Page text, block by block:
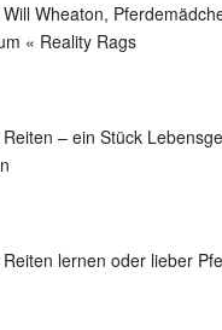
Will Wheaton,
« Reality Rags
Reiten – ein Stück
Reiten lernen oder lieber